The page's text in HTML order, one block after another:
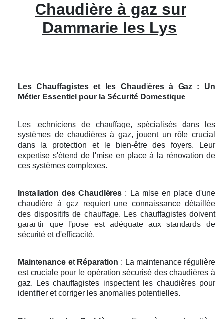
Chaudière à gaz sur
Dammarie les Lys
Les Chauffagistes et les Chaudières à Gaz : Un
Métier Essentiel pour la Sécurité Domestique
Les techniciens de chauffage, spécialisés dans les
systèmes de chaudières à gaz, jouent un rôle crucial
dans la protection et le bien-être des foyers. Leur
expertise s'étend de l'mise en place à la rénovation de
ces systèmes complexes.
Installation des Chaudières : La mise en place d'une
chaudière à gaz requiert une connaissance détaillée
des dispositifs de chauffage. Les chauffagistes doivent
garantir que l'pose est adéquate aux standards de
sécurité et d'efficacité.
Maintenance et Réparation : La maintenance régulière
est cruciale pour le opération sécurisé des chaudières à
gaz. Les chauffagistes inspectent les chaudières pour
identifier et corriger les anomalies potentielles.